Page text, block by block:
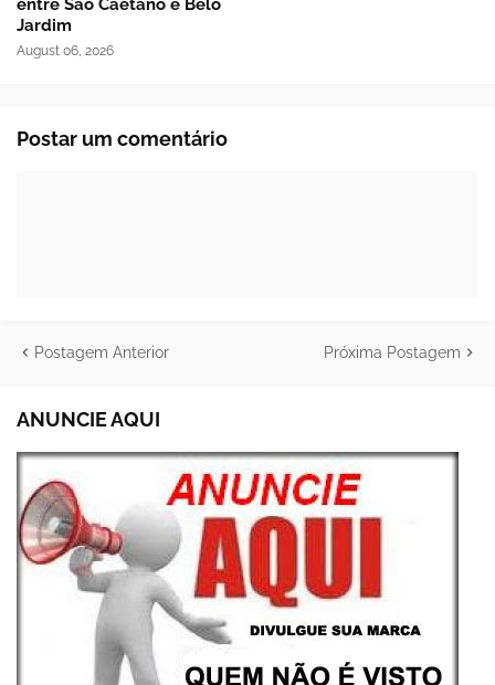
entre São Caetano e Belo
Jardim
August 06, 2026
Postar um comentário
Postagem Anterior Próxima Postagem
ANUNCIE AQUI